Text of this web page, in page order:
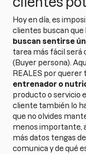
Hoy en día, es
clientes buscan que
buscan sentirse
tarea más fácil será
(Buyer persona).
REALES por querer
entrenador o
producto o servicio
cliente también lo
que no olvides
menos importante,
más datos tengas
comunica y de qué